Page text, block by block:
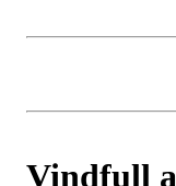
Vindfull